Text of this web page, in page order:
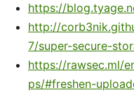
https://
http://
7/super-secure-
https://rawsec.ml/
ps/#freshen-